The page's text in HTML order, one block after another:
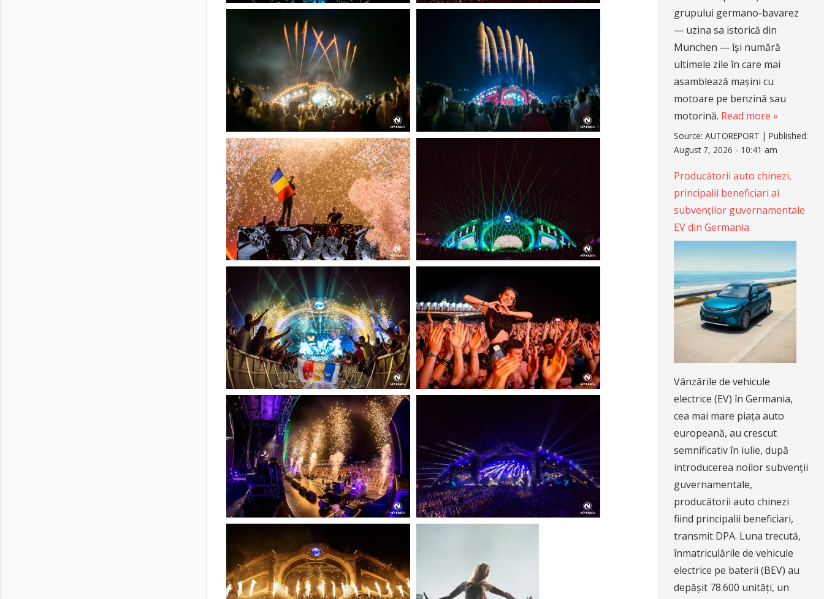
grupului germano-bavarez
— uzina sa istorică din
Munchen — își numără
ultimele zile în care mai
asamblează mașini cu
motoare pe benzină sau
motorină. Read more »
Source:AUTOREPORT |Published:
August 7, 2026 - 10:41 am
Producătorii auto chinezi,
principalii beneficiari ai
subvenților guvernamentale
EV din Germania
Vânzările de vehicule
electrice (EV) în Germania,
cea mai mare piața auto
europeană, au crescut
semnificativ în iulie, după
introducerea noilor subvenții
guvernamentale,
producătorii auto chinezi
fiind principalii beneficiari,
transmit DPA. Luna trecută,
înmatriculările de vehicule
electrice pe baterii (BEV) au
depășit 78.600 unități, un